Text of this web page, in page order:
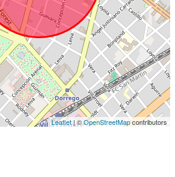
Leaflet| ©OpenStreetMapcontributors